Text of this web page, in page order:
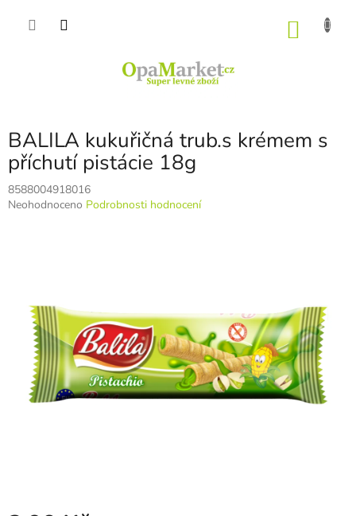
BALILA kukuřičná trub.s krémem s
příchutí pistácie 18g
8588004918016
Průměrné
hvězdiček.
Neohodnoceno Podrobnosti hodnocení